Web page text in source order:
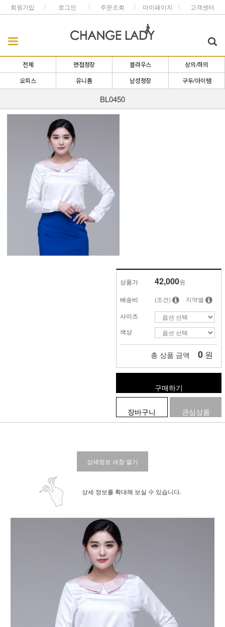
회원가입 로그인 주문조회 마이페이지 고객센터
전체 면접정장 블라우스 상의/하의
오피스 유니폼 남성정장 구두/아이템
BL0450
상품가 42,000원
배송비 (조건)
지역별
사이즈
색상
총 상품 금액 0 원
구매하기
장바구니 관심상품
상세정보 새창 열기
상세 정보를 확대해 보실 수 있습니다.